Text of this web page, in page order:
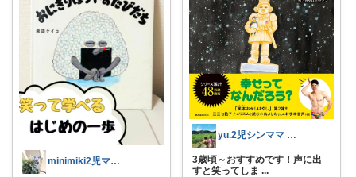
minimiki2児ママ悩み解決生活雑貨
yu.2児シンママ いつも心から感謝です
3歳頃～おすすめです！声に出
すと笑ってしま ...